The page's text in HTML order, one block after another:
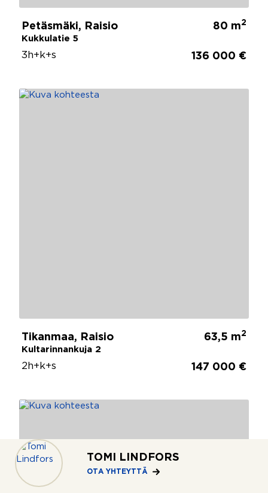
TOMI LINDFORS
OTA YHTEYTTÄ
Petäsmäki, Raisio
Kukkulatie 5
80 m2
3h+k+s 136 000 €
Tikanmaa, Raisio
Kultarinnankuja 2
63,5 m2
2h+k+s 147 000 €